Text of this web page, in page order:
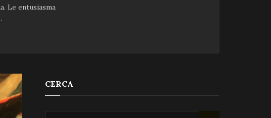
Le entusiasma
CERCA